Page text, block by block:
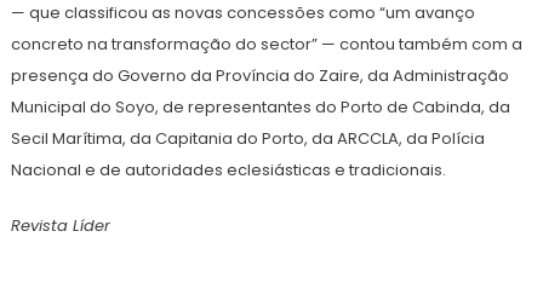
— que classificou as novas concessões como “um avanço
concreto na transformação do sector” — contou também com a
presença do Governo da Província do Zaire, da Administração
Municipal do Soyo, de representantes do Porto de Cabinda, da
Secil Marítima, da Capitania do Porto, da ARCCLA, da Polícia
Nacional e de autoridades eclesiásticas e tradicionais.
Revista Líder